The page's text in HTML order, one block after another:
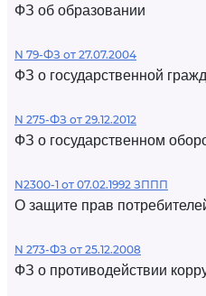
ФЗ об образовании
N 79-ФЗ от 27.07.2004
ФЗ о государственной
N 275-ФЗ от 29.12.2012
ФЗ о государственном
N2300-1 от 07.02.1992 ЗППП
О защите прав
N 273-ФЗ от 25.12.2008
ФЗ о противодействии